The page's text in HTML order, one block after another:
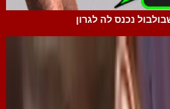
נכנס לה לגרון